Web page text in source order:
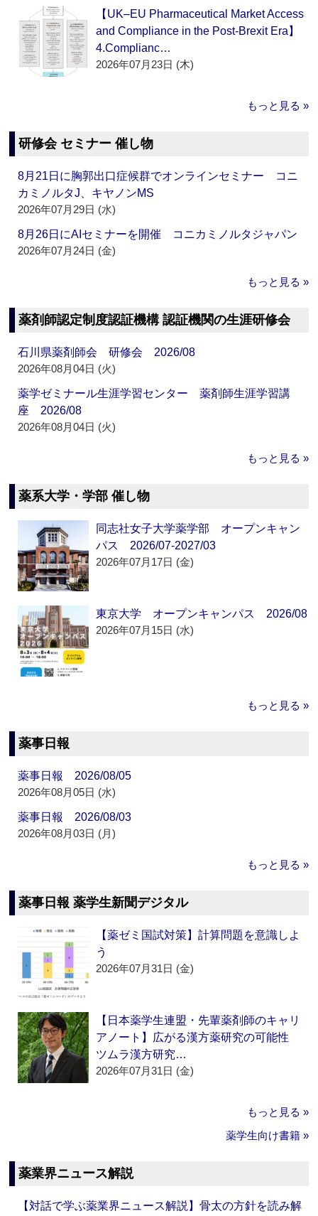
【UK–EU Pharmaceutical Market Access
and Compliance in the Post-Brexit Era】
4.Complianc…
2026年07月23日 (木)
もっと見る »
研修会 セミナー 催し物
8月21日に胸郭出口症候群でオンラインセミナー コニ
カミノルタJ、キヤノンMS
2026年07月29日 (水)
8月26日にAIセミナーを開催 コニカミノルタジャパン
2026年07月24日 (金)
もっと見る »
薬剤師認定制度認証機構 認証機関の生涯研修会
石川県薬剤師会 研修会 2026/08
2026年08月04日 (火)
薬学ゼミナール生涯学習センター 薬剤師生涯学習講
座 2026/08
2026年08月04日 (火)
もっと見る »
薬系大学・学部 催し物
同志社女子大学薬学部 オープンキャン
パス 2026/07-2027/03
2026年07月17日 (金)
東京大学 オープンキャンパス 2026/08
2026年07月15日 (水)
もっと見る »
薬事日報
薬事日報 2026/08/05
2026年08月05日 (水)
薬事日報 2026/08/03
2026年08月03日 (月)
もっと見る »
薬事日報 薬学生新聞デジタル
【薬ゼミ国試対策】計算問題を意識しよ
う
2026年07月31日 (金)
【日本薬学生連盟・先輩薬剤師のキャリ
アノート】広がる漢方薬研究の可能性
ツムラ漢方研究…
2026年07月31日 (金)
もっと見る »
薬学生向け書籍 »
薬業界ニュース解説
【対話で学ぶ薬業界ニュース解説】骨太の方針を読み解